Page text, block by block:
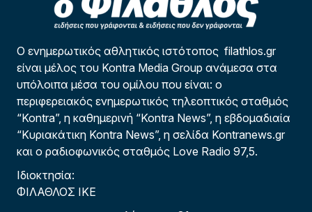
Ο ενημερωτικός αθλητικός ιστότοπος filathlos.gr
είναι μέλος του Kontra Media Group ανάμεσα στα
υπόλοιπα μέσα του ομίλου που είναι: ο
περιφερειακός ενημερωτικός τηλεοπτικός σταθμός
“Kontra”, η καθημερινή “Kontra News”, η εβδομαδιαία
“Κυριακάτικη Kontra News”, η σελίδα Kontranews.gr
και ο ραδιοφωνικός σταθμός Love Radio 97,5.
Ιδιοκτησία:
ΦΙΛΑΘΛΟΣ ΙΚΕ